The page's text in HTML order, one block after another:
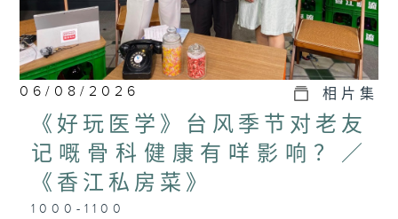
* 早上十一时十分，香港电台第五台、港台电视31，电
台电视同步直播！
06/08/2026 相片集
《好玩医学》台风季节对老友
记嘅骨科健康有咩影响？／
《香江私房菜》
1000-1100